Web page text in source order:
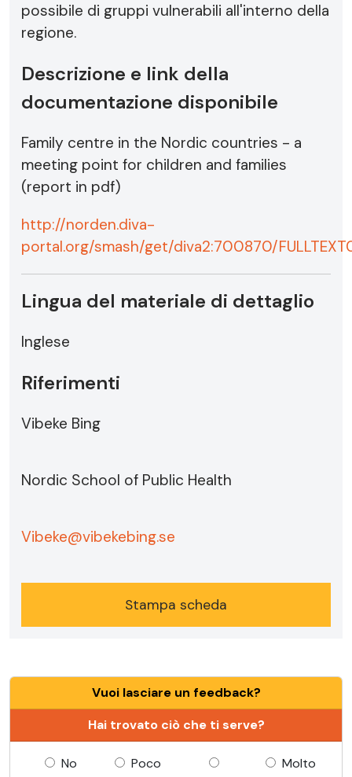
possibile di gruppi vulnerabili all'interno della
regione.
Descrizione e link della
documentazione disponibile
Family centre in the Nordic countries - a
meeting point for children and families
(report in pdf)
http://norden.diva-
portal.org/smash/get/diva2:700870/
Lingua del materiale di dettaglio
Inglese
Riferimenti
Vibeke Bing
Nordic School of Public Health
Vibeke@vibekebing.se
Stampa scheda
Vuoi lasciare un feedback?
Hai trovato ciò che ti serve?
No
Poco
Molto